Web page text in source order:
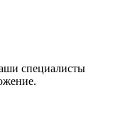
специалисты